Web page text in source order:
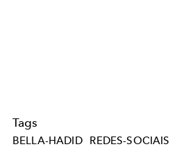
Tags
BELLA-HADID REDES-SOCIAIS